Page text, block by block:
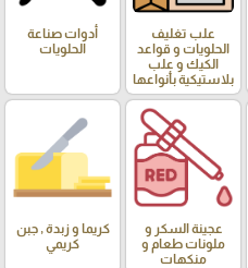
علب تغليف
الحلويات و قواعد
الكيك و علب
بلاستيكية بأنواعها
أدوات صناعة
الحلويات
عجينة السكر و
ملونات طعام و
منكهات
كريما و زبدة , جبن
كريمي